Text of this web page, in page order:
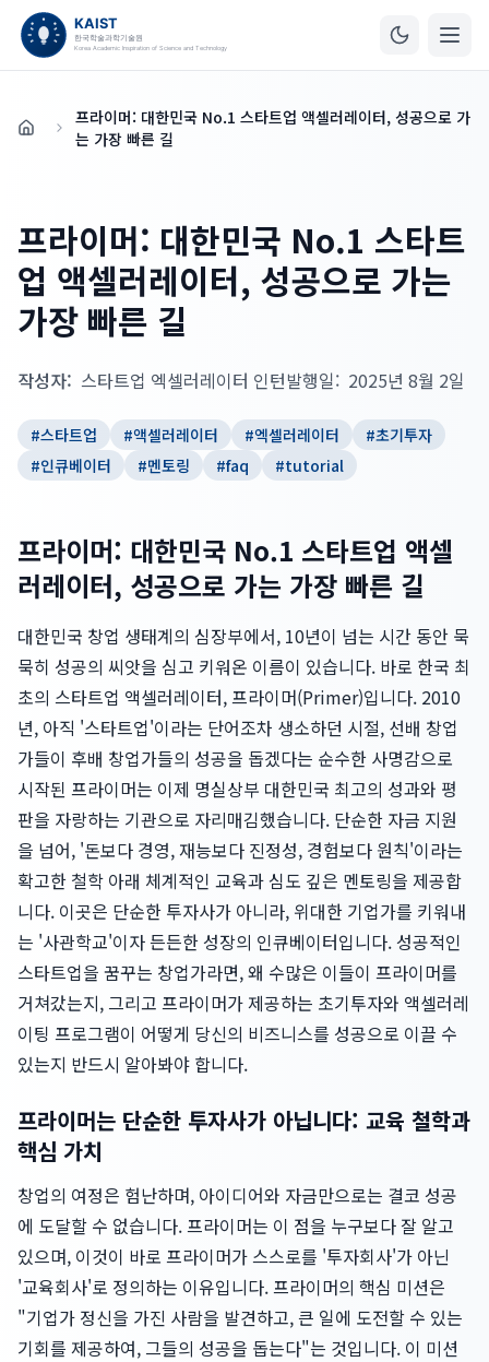
홈
프라이머: 대한민국 No.1 스타트업 액셀러레이터, 성공으로 가
는 가장 빠른 길
프라이머: 대한민국 No.1 스타트
업 액셀러레이터, 성공으로 가는
가장 빠른 길
작성자: 스타트업 엑셀러레이터 인턴발행일: 2025년 8월 2일
#스타트업 #액셀러레이터 #엑셀러레이터 #초기투자
#인큐베이터 #멘토링 #faq #tutorial
프라이머: 대한민국 No.1 스타트업 액셀
러레이터, 성공으로 가는 가장 빠른 길
대한민국 창업 생태계의 심장부에서, 10년이 넘는 시간 동안 묵
묵히 성공의 씨앗을 심고 키워온 이름이 있습니다. 바로 한국 최
초의 스타트업 액셀러레이터, 프라이머(Primer)입니다. 2010
년, 아직 '스타트업'이라는 단어조차 생소하던 시절, 선배 창업
가들이 후배 창업가들의 성공을 돕겠다는 순수한 사명감으로
시작된 프라이머는 이제 명실상부 대한민국 최고의 성과와 평
판을 자랑하는 기관으로 자리매김했습니다. 단순한 자금 지원
을 넘어, '돈보다 경영, 재능보다 진정성, 경험보다 원칙'이라는
확고한 철학 아래 체계적인 교육과 심도 깊은 멘토링을 제공합
니다. 이곳은 단순한 투자사가 아니라, 위대한 기업가를 키워내
는 '사관학교'이자 든든한 성장의 인큐베이터입니다. 성공적인
스타트업을 꿈꾸는 창업가라면, 왜 수많은 이들이 프라이머를
거쳐갔는지, 그리고 프라이머가 제공하는 초기투자와 액셀러레
이팅 프로그램이 어떻게 당신의 비즈니스를 성공으로 이끌 수
있는지 반드시 알아봐야 합니다.
프라이머는 단순한 투자사가 아닙니다: 교육 철학과
핵심 가치
창업의 여정은 험난하며, 아이디어와 자금만으로는 결코 성공
에 도달할 수 없습니다. 프라이머는 이 점을 누구보다 잘 알고
있으며, 이것이 바로 프라이머가 스스로를 '투자회사'가 아닌
'교육회사'로 정의하는 이유입니다. 프라이머의 핵심 미션은
"기업가 정신을 가진 사람을 발견하고, 큰 일에 도전할 수 있는
기회를 제공하여, 그들의 성공을 돕는다"는 것입니다. 이 미션